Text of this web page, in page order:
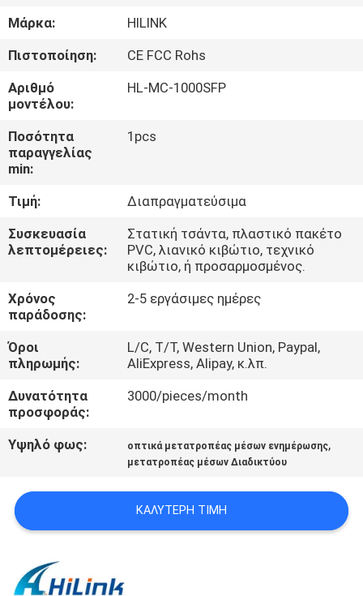
ΕΠΙΣΚΕΨΉ
ΕΡΓΟΣΤΑΣΊΟΥ
ΈΛΕΓΧΟΣ
ΠΟΙΌΤΗΤΑΣ
ΜΑΖΊ
ΜΑΣ
ΕΙΔΉΣΕΙΣ
ΥΠΟΘΈΣΕΙΣ
ΖΗΤΉΣΤΕ
ΜΙΑ
ΠΡΟΣΦΟΡΆ
SITEMAP
ΑΠΟΡΡΉΤΟΥ
Μάρκα:
HILINK
Πιστοποίηση:
CE FCC Rohs
Αριθμό
μοντέλου:
HL-MC-1000SFP
Ποσότητα
παραγγελίας
min:
1pcs
Τιμή:
Διαπραγματεύσιμα
Συσκευασία
λεπτομέρειες:
Στατική τσάντα, πλαστικό πακέτο
PVC, λιανικό κιβώτιο, τεχνικό
κιβώτιο, ή προσαρμοσμένος.
Χρόνος
παράδοσης:
2-5 εργάσιμες ημέρες
Όροι
πληρωμής:
L/C, T/T, Western Union, Paypal,
AliExpress, Alipay, κ.λπ.
Δυνατότητα
προσφοράς:
3000/pieces/month
Υψηλό φως: οπτικά μετατροπέας μέσων ενημέρωσης,
μετατροπέας μέσων Διαδικτύου
ΚΑΛΎΤΕΡΗ ΤΙΜΉ